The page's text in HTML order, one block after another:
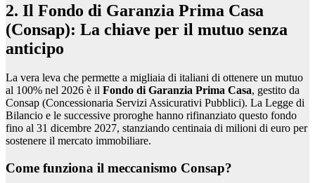
2. Il Fondo di Garanzia Prima Casa
(Consap): La chiave per il mutuo senza
anticipo
La vera leva che permette a migliaia di italiani di ottenere un mutuo
al 100% nel 2026 è il Fondo di Garanzia Prima Casa, gestito da
Consap (Concessionaria Servizi Assicurativi Pubblici). La Legge di
Bilancio e le successive proroghe hanno rifinanziato questo fondo
fino al 31 dicembre 2027, stanziando centinaia di milioni di euro per
sostenere il mercato immobiliare.
Come funziona il meccanismo Consap?